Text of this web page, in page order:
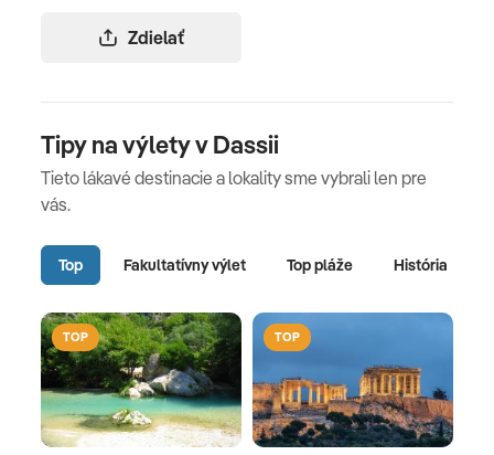
Zdielať
Tipy na výlety v Dassii
Tieto lákavé destinacie a lokality sme vybrali len pre
vás.
Top Fakultatívny výlet Top pláže História
TOP TOP